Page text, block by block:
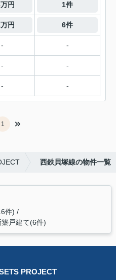
円 1件
円 6件
- -
- -
- -
1
西鉄貝塚線の物件一覧
件)
築戸建て(6件)
PROJECT